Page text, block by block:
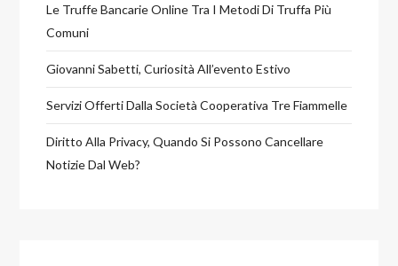
Le Truffe Bancarie Online Tra I Metodi Di Truffa Più
Comuni
Giovanni Sabetti, Curiosità All’evento Estivo
Servizi Offerti Dalla Società Cooperativa Tre Fiammelle
Diritto Alla Privacy, Quando Si Possono Cancellare
Notizie Dal Web?